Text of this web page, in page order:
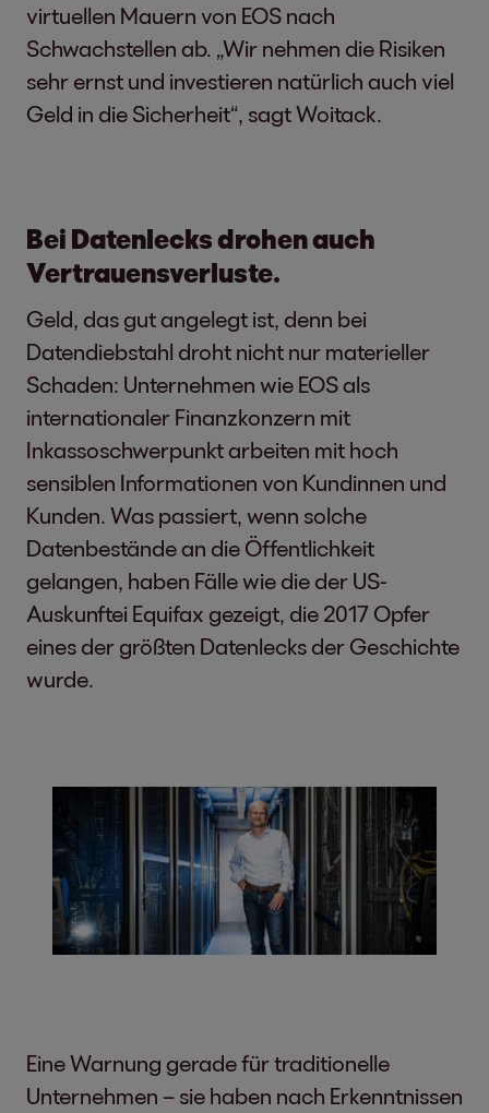
virtuellen Mauern von EOS nach
Schwachstellen ab. „Wir nehmen die Risiken
sehr ernst und investieren natürlich auch viel
Geld in die Sicherheit“, sagt Woitack.
Bei Datenlecks drohen auch
Vertrauensverluste.
Geld, das gut angelegt ist, denn bei
Datendiebstahl droht nicht nur materieller
Schaden: Unternehmen wie EOS als
internationaler Finanzkonzern mit
Inkassoschwerpunkt arbeiten mit hoch
sensiblen Informationen von Kundinnen und
Kunden. Was passiert, wenn solche
Datenbestände an die Öffentlichkeit
gelangen, haben Fälle wie die der US-
Auskunftei Equifax gezeigt, die 2017 Opfer
eines der größten Datenlecks der Geschichte
wurde.
Eine Warnung gerade für traditionelle
Unternehmen – sie haben nach Erkenntnissen